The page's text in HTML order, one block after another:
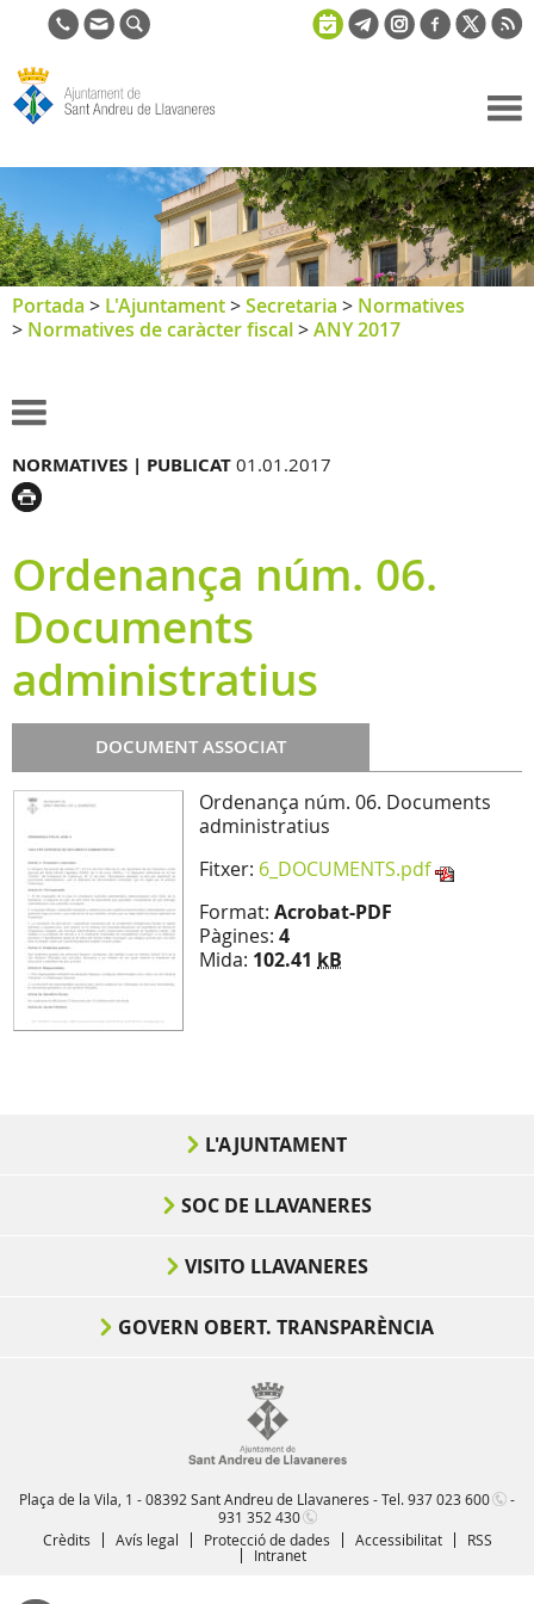
de Sant
Andreu de
Llavaneres
Portada > L'Ajuntament>Secretaria > Normatives
> Normatives de caràcter fiscal>ANY 2017
NORMATIVES | PUBLICAT 01.01.2017
Ordenança núm. 06.
Documents
administratius
DOCUMENT ASSOCIAT
Ordenança núm. 06. Documents
administratius
Fitxer: 6_DOCUMENTS.pdf
Format: Acrobat-PDF
Pàgines: 4
Mida: 102.41 kB
L'AJUNTAMENT
SOC DE LLAVANERES
VISITO LLAVANERES
GOVERN OBERT. TRANSPARÈNCIA
Plaça de la Vila, 1 - 08392 Sant Andreu de Llavaneres - Tel.937 023 600
-
931 352 430
Crèdits
Avís legal Protecció de dades Accessibilitat
RSS
Intranet